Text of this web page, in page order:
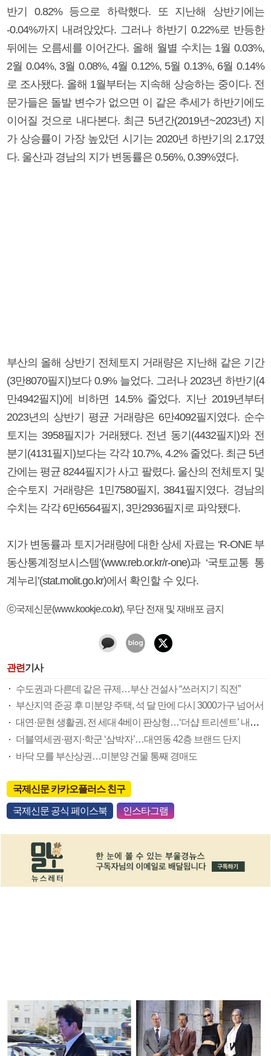
반기 0.82% 등으로 하락했다. 또 지난해 상반기에는
-0.04%까지 내려앉았다. 그러나 하반기 0.22%로 반등한
뒤에는 오름세를 이어간다. 올해 월별 수치는 1월 0.03%,
2월 0.04%, 3월 0.08%, 4월 0.12%, 5월 0.13%, 6월 0.14%
로 조사됐다. 올해 1월부터는 지속해 상승하는 중이다. 전
문가들은 돌발 변수가 없으면 이 같은 추세가 하반기에도
이어질 것으로 내다본다. 최근 5년간(2019년~2023년) 지
가 상승률이 가장 높았던 시기는 2020년 하반기의 2.17였
다. 울산과 경남의 지가 변동률은 0.56%, 0.39%였다.
부산의 올해 상반기 전체토지 거래량은 지난해 같은 기간
(3만8070필지)보다 0.9% 늘었다. 그러나 2023년 하반기(4
만4942필지)에 비하면 14.5% 줄었다. 지난 2019년부터
2023년의 상반기 평균 거래량은 6만4092필지였다. 순수
토지는 3958필지가 거래됐다. 전년 동기(4432필지)와 전
분기(4131필지)보다는 각각 10.7%, 4.2% 줄었다. 최근 5년
간에는 평균 8244필지가 사고 팔렸다. 울산의 전체토지 및
순수토지 거래량은 1민7580필지, 3841필지였다. 경남의
수치는 각각 6만6564필지, 3만2936필지로 파악됐다.
지가 변동률과 토지거래량에 대한 상세 자료는 ‘R-ONE 부
동산통계정보시스템’(www.reb.or.kr/r-one)과 ‘국토교통 통
계누리’(stat.molit.go.kr)에서 확인할 수 있다.
ⓒ국제신문(www.kookje.co.kr), 무단 전재 및 재배포 금지
관련기사
수도권과 다른데 같은 규제…부산 건설사 “쓰러지기 직전”
부산지역 준공 후 미분양 주택, 석 달 만에 다시 3000가구 넘어서
대연·문현 생활권, 전 세대 4베이 판상형…‘더샵 트리센트’ 내달 분양
더블역세권·평지·학군 ‘삼박자’…대연동 42층 브랜드 단지
바닥 모를 부산상권…미분양 건물 통째 경매도
국제신문 카카오플러스 친구
국제신문 공식 페이스북 인스타그램